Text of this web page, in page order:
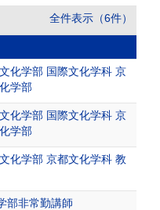
全件表示（6件）
化学部 国際文化学科 京
学部
化学部 国際文化学科 京
学部
化学部 京都文化学科 教
部非常勤講師